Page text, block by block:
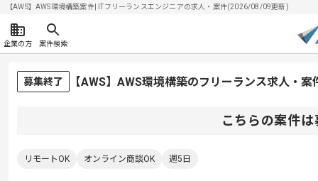
【AWS】AWS環境構築案件| ITフリーランスエンジニアの求人・案件(2026/08/09更新)
企業の方 案件検索
募集終了 【AWS】AWS環境構築のフリーランス求人・案
こちらの案件
リモートOK オンライン商談OK 週5日